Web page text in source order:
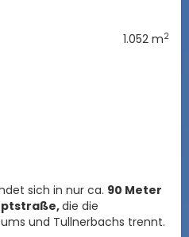
1.052 m2
sich in nur ca. 90 Meter
die die
und Tullnerbachs trennt.